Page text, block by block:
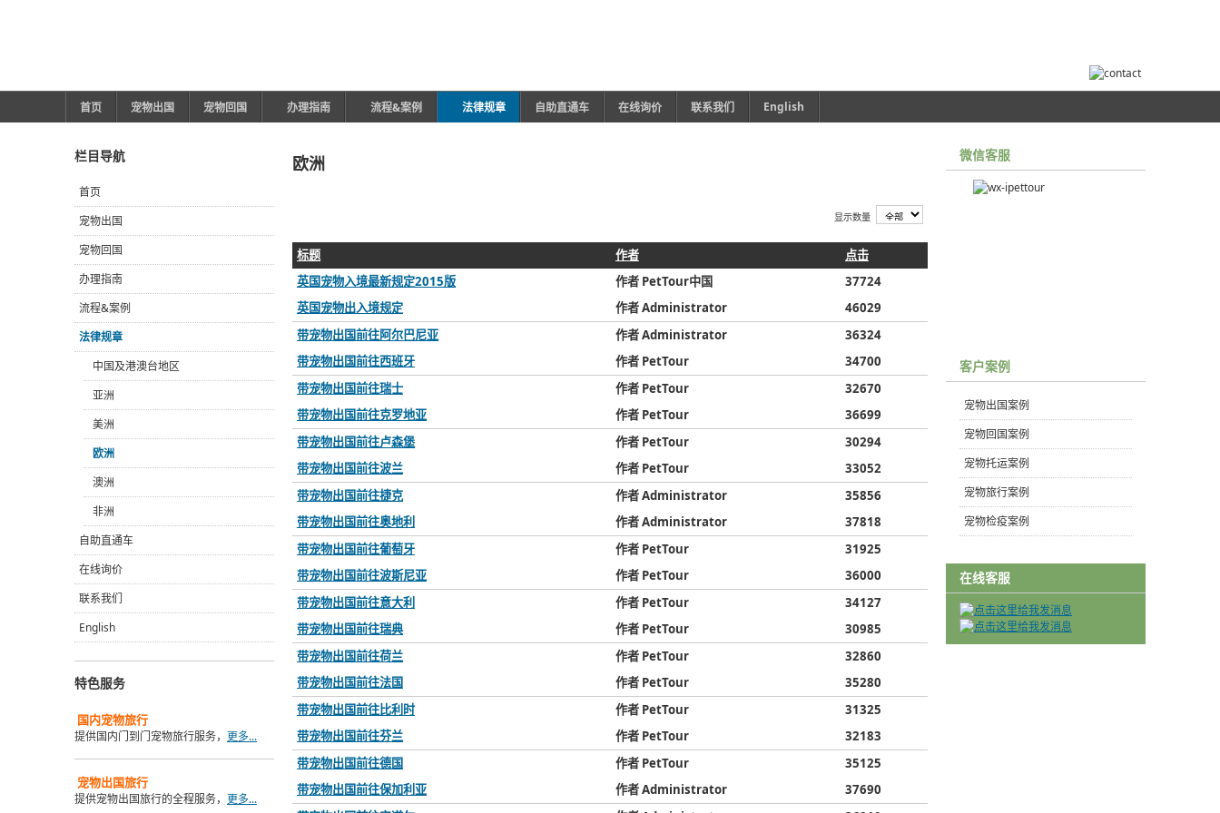
首页 宠物出国 宠物回国 办理指南 流程&案例 法律规章 自助直通车 在线询价 联系我们 English
欧洲
显示数量
标题 作者
点击
英国宠物入境最新规定2015版
作者 PetTour中国
37724
英国宠物出入境规定
作者 Administrator
46029
带宠物出国前往阿尔巴尼亚
作者 Administrator
36324
带宠物出国前往西班牙
作者 PetTour
34700
带宠物出国前往瑞士
作者 PetTour
32670
带宠物出国前往克罗地亚
作者 PetTour
36699
带宠物出国前往卢森堡
作者 PetTour
30294
带宠物出国前往波兰
作者 PetTour
33052
带宠物出国前往捷克
作者 Administrator
35856
带宠物出国前往奥地利
作者 Administrator
37818
带宠物出国前往葡萄牙
作者 PetTour
31925
带宠物出国前往波斯尼亚
作者 PetTour
36000
带宠物出国前往意大利
作者 PetTour
34127
带宠物出国前往瑞典
作者 PetTour
30985
带宠物出国前往荷兰
作者 PetTour
32860
带宠物出国前往法国
作者 PetTour
35280
带宠物出国前往比利时
作者 PetTour
31325
带宠物出国前往芬兰
作者 PetTour
32183
带宠物出国前往德国
作者 PetTour
35125
带宠物出国前往保加利亚
作者 Administrator
37690
栏目导航
首页
宠物出国
宠物回国
办理指南
流程&案例
法律规章
中国及港澳台地区
亚洲
美洲
欧洲
澳洲
非洲
自助直通车
在线询价
联系我们
English
特色服务
国内宠物旅行
提供国内门到门宠物旅行服务， 更多...
宠物出国旅行
提供宠物出国旅行的全程服务， 更多...
微信客服
客户案例
宠物出国案例
宠物回国案例
宠物托运案例
宠物旅行案例
宠物检疫案例
在线客服